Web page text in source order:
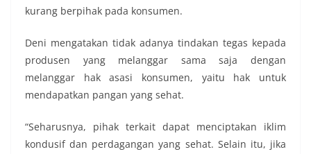
kurang berpihak pada konsumen.
Deni mengatakan tidak adanya tindakan tegas kepada
produsen yang melanggar sama saja dengan
melanggar hak asasi konsumen, yaitu hak untuk
mendapatkan pangan yang sehat.
“Seharusnya, pihak terkait dapat menciptakan iklim
kondusif dan perdagangan yang sehat. Selain itu, jika